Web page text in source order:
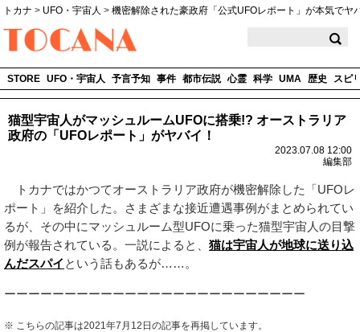
トカナ > UFO・宇宙人 > 機密解除された豪政府「公式UFOレポート」が本気でヤ
STORE UFO・宇宙人 予言予知 事件 都市伝説 心霊 科学 UMA 歴史 スピ
猫型宇宙人がマッシュルームUFOに搭乗!? オーストラリア
政府の「UFOレポート」がヤバイ！
2023.07.08 12:00
編集部
トカナではかつてオーストラリア政府が機密解除した「UFOレ
ポート」を紹介した。さまざまな接近遭遇事例がまとめられてい
るが、その中にマッシュルーム型UFOに乗った猫型宇宙人の目撃
例が報告されている。一説によると、 猫は宇宙人が地球に送り込
んだスパイ という話もあるが……。
ーーーーーーーーーーーーーーーーーーーーーーーーー
※ こちらの記事は2021年7月12日の記事を再掲しています。